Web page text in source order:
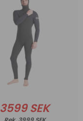
3599 SEK